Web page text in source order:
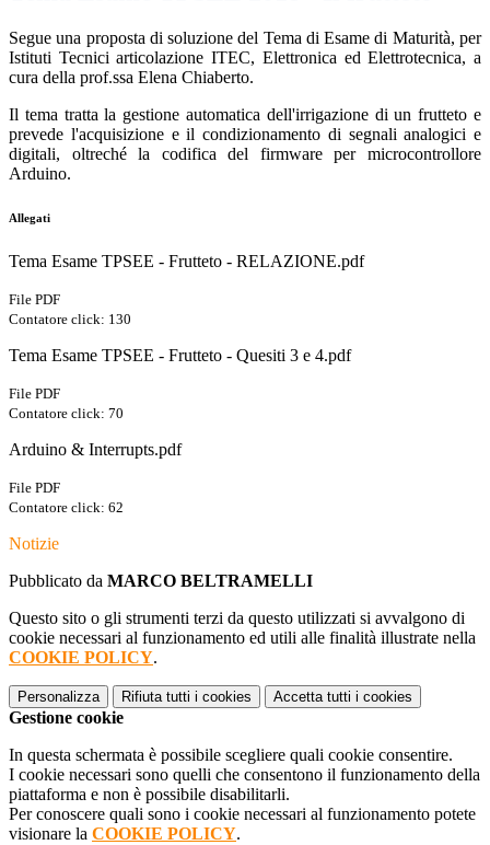
Segue una proposta di soluzione del Tema di Esame di Maturità, per
Istituti Tecnici articolazione ITEC, Elettronica ed Elettrotecnica, a
cura della prof.ssa Elena Chiaberto.
Il tema tratta la gestione automatica dell'irrigazione di un frutteto e
prevede l'acquisizione e il condizionamento di segnali analogici e
digitali, oltreché la codifica del firmware per microcontrollore
Arduino.
Allegati
Tema Esame TPSEE - Frutteto - RELAZIONE.pdf
File PDF
Contatore click: 130
Tema Esame TPSEE - Frutteto - Quesiti 3 e 4.pdf
File PDF
Contatore click: 70
Arduino & Interrupts.pdf
File PDF
Contatore click: 62
Notizie
Pubblicato da MARCO BELTRAMELLI
Questo sito o gli strumenti terzi da questo utilizzati si avvalgono di
cookie necessari al funzionamento ed utili alle finalità illustrate nella
COOKIE POLICY.
Personalizza Rifiuta tutti i cookies Accetta tutti i cookies
Gestione cookie
In questa schermata è possibile scegliere quali cookie consentire.
I cookie necessari sono quelli che consentono il funzionamento della
piattaforma e non è possibile disabilitarli.
Per conoscere quali sono i cookie necessari al funzionamento potete
visionare la COOKIE POLICY.